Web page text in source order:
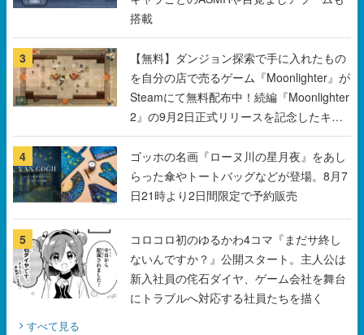
搭載
3
【無料】ダンジョン探索で手に入れたもの
を自分の店で売るゲーム『Moonlighter』が
Steamにて無料配布中！続編『Moonlighter
2』の9月2日正式リリースを記念したキャ
ンペーン
4
ゴッホの名画『ローヌ川の星月夜』をあし
らった傘やトートバッグなどが登場。8月7
日21時より2日間限定で予約販売
5
コロコロ初のゆるかわ4コマ『まだサ終し
ないんですか？』公開スタート。主人公は
新入社員の侘石ダイヤ、ゲーム会社を舞台
にトラブルへ対応する社員たちを描く
すべて見る